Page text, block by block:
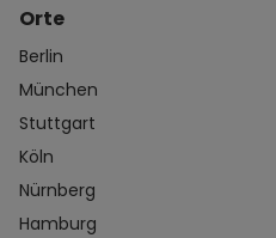
Orte
Berlin
München
Stuttgart
Köln
Nürnberg
Hamburg